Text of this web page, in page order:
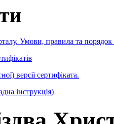
Умови, правила та порядок
версії сертифіката.
інструкція)